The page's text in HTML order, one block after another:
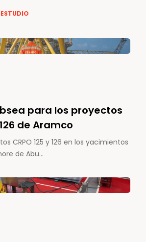
para los proyectos
de Aramco
CRPO 125 y 126 en los yacimientos
de Abu…